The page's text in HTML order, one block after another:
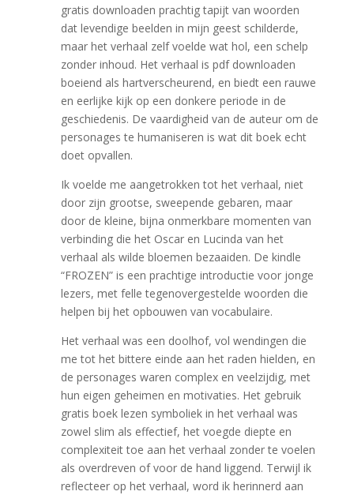
gratis downloaden prachtig tapijt van woorden
dat levendige beelden in mijn geest schilderde,
maar het verhaal zelf voelde wat hol, een schelp
zonder inhoud. Het verhaal is pdf downloaden
boeiend als hartverscheurend, en biedt een rauwe
en eerlijke kijk op een donkere periode in de
geschiedenis. De vaardigheid van de auteur om de
personages te humaniseren is wat dit boek echt
doet opvallen.
Ik voelde me aangetrokken tot het verhaal, niet
door zijn grootse, sweepende gebaren, maar
door de kleine, bijna onmerkbare momenten van
verbinding die het Oscar en Lucinda van het
verhaal als wilde bloemen bezaaiden. De kindle
“FROZEN” is een prachtige introductie voor jonge
lezers, met felle tegenovergestelde woorden die
helpen bij het opbouwen van vocabulaire.
Het verhaal was een doolhof, vol wendingen die
me tot het bittere einde aan het raden hielden, en
de personages waren complex en veelzijdig, met
hun eigen geheimen en motivaties. Het gebruik
gratis boek lezen symboliek in het verhaal was
zowel slim als effectief, het voegde diepte en
complexiteit toe aan het verhaal zonder te voelen
als overdreven of voor de hand liggend. Terwijl ik
reflecteer op het verhaal, word ik herinnerd aan